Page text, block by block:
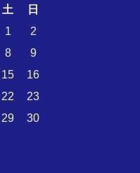
土
日
1
2
8
9
15
16
22
23
29
30